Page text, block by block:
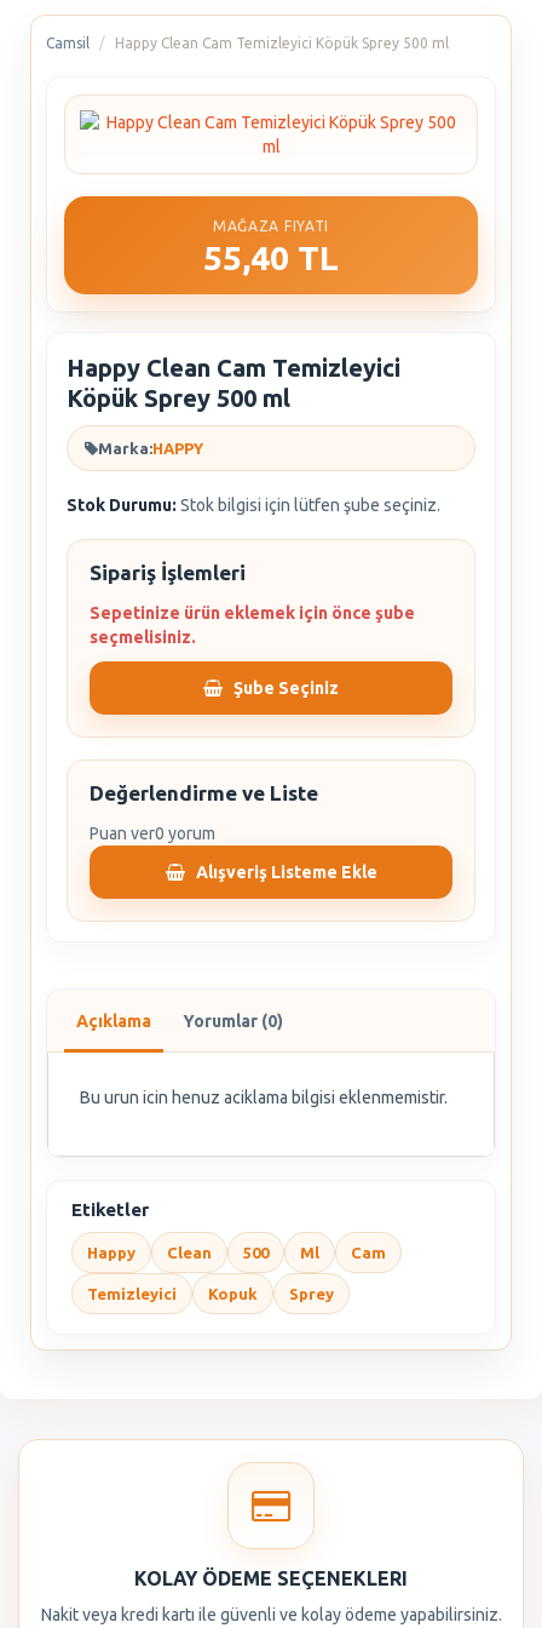
Camsil Happy Clean Cam Temizleyici Köpük Sprey 500 ml
MAĞAZA FIYATI
55,40 TL
Happy Clean Cam Temizleyici
Köpük Sprey 500 ml
Marka:HAPPY
Stok Durumu: Stok bilgisi için lütfen şube seçiniz.
Sipariş İşlemleri
Sepetinize ürün eklemek için önce şube
seçmelisiniz.
Şube Seçiniz
Değerlendirme ve Liste
Puan ver0 yorum
Alışveriş Listeme Ekle
Açıklama Yorumlar (0)
Bu urun icin henuz aciklama bilgisi eklenmemistir.
Etiketler
Happy Clean 500 Ml Cam
Temizleyici Kopuk Sprey
KOLAY ÖDEME SEÇENEKLERI
Nakit veya kredi kartı ile güvenli ve kolay ödeme yapabilirsiniz.